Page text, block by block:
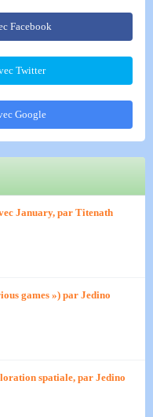
Facebook
Twitter
Google
January, par Titenath
games ») par Jedino
spatiale, par Jedino